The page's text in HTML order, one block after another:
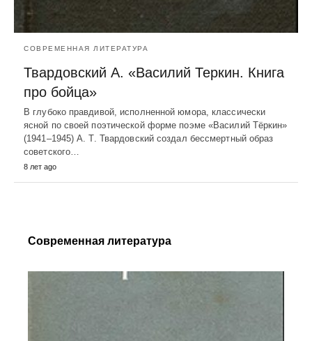
СОВРЕМЕННАЯ ЛИТЕРАТУРА
Твардовский А. «Василий Теркин. Книга
про бойца»
В глубоко правдивой, исполненной юмора, классически
ясной по своей поэтической форме поэме «Василий Тёркин»
(1941–1945) А. Т. Твардовский создал бессмертный образ
советского…
8 лет ago